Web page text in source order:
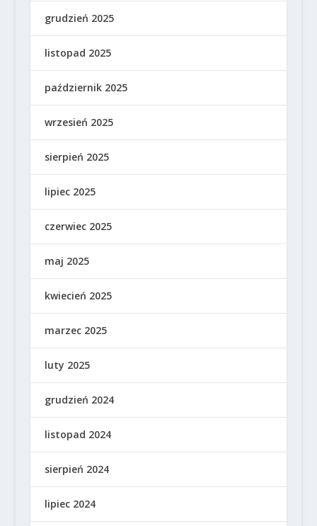
grudzień 2025
listopad 2025
październik 2025
wrzesień 2025
sierpień 2025
lipiec 2025
czerwiec 2025
maj 2025
kwiecień 2025
marzec 2025
luty 2025
grudzień 2024
listopad 2024
sierpień 2024
lipiec 2024